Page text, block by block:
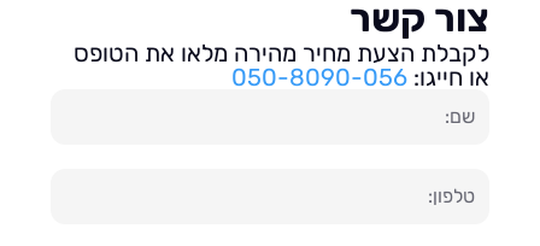
קשר
הצעת מחיר מהירה מלאו את הטופס
חייגו:050-8090-056